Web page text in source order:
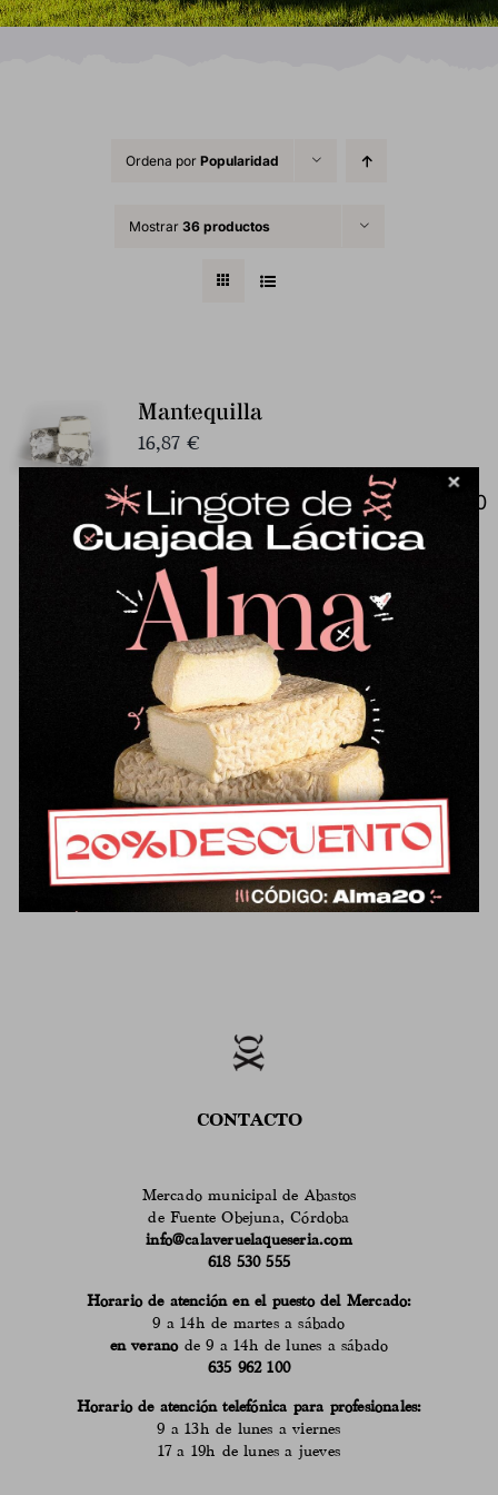
Ordena por Popularidad
Mostrar 36 productos
Mantequilla
16,87€
Mantequilla tradicional de oveja (500
g), de sabor muy diferente a lo que
estamos acostumbrados.
Ligeramente salada con flor de sal
de Parque Natural bahía de Cádiz.
Un placer para untar en el pan o
para usar en recetas de cocina o
repostería. Elaborada/o con leche
pasteurizada.Ficha técnica del
producto
CONTACTO
Mercado municipal de Abastos
de Fuente Obejuna, Córdoba
info@calaveruelaqueseria.com
618 530 555
Horario de atención en el puesto del Mercado:
9 a 14h de martes a sábado
en veranode 9 a 14h de lunes a sábado
635 962 100
Horario de atención telefónica para profesionales:
9 a 13h de lunes a viernes
17 a 19h de lunes a jueves